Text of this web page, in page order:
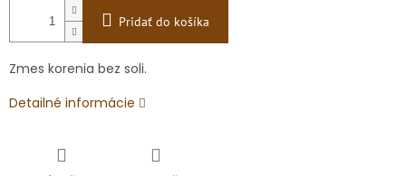
Pridať do košíka
Zmes korenia bez soli.
Detailné informácie